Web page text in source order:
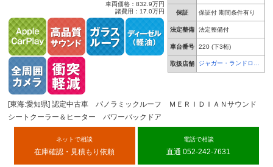
保証 保証付 期間条件有り
法定整備 法定整備付
車台番号 220 (下3桁)
取扱店舗
ジャガー・ランドロー
バー 名古屋中央
車両価格：832.9万円
諸費用：17.0万円
[東海:愛知県] 認定中古車 パノラミックルーフ ＭＥＲＩＤＩＡＮサウンド
シートクーラー＆ヒーター パワーバックドア
ネットで相談
在庫確認・見積もり依頼
電話で相談
直通 052-242-7631